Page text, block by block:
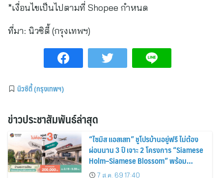
*เงื่อนไขเป็นไปตามที่ Shopee กำหนด
ที่มา: นิวซิตี้ (กรุงเทพฯ)
นิวซิตี้ (กรุงเทพฯ)
ข่าวประชาสัมพันธ์ล่าสุด
“ไซมิส แอสเสท” ชูโปรบ้านอยู่ฟรี ไม่ต้อง
ผ่อนนาน 3 ปี เจาะ 2 โครงการ “Siamese
Holm–Siamese Blossom” พร้อม
ส่วนลดและสิทธิพิเศษถึง 31 สิงหาคม
7 ส.ค. 69 17:40